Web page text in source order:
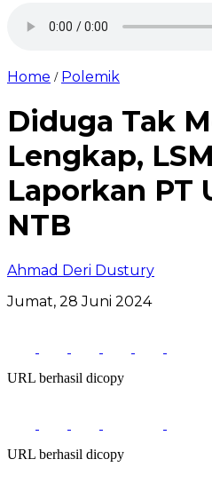
Home / Polemik
Diduga Tak
Lengkap,
Laporkan PT
NTB
Ahmad Deri Dustury
Jumat, 28 Juni 2024
URL berhasil dicopy
URL berhasil dicopy